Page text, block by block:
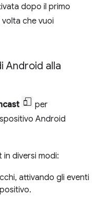
dopo il primo
che vuoi
Android alla
per
Android
diversi modi:
attivando gli eventi